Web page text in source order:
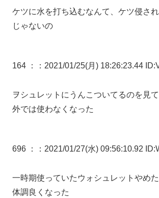
ケツに水を打ち込むなんて、ケツ侵さ
じゃないの
164 ： ：2021/01/25(月) 18:26:23.44
ヲシュレットにうんこついてるのを見て
外では使わなくなった
696 ： ：2021/01/27(水) 09:56:10.92
一時期使っていたウォシュレットやめ
体調良くなった